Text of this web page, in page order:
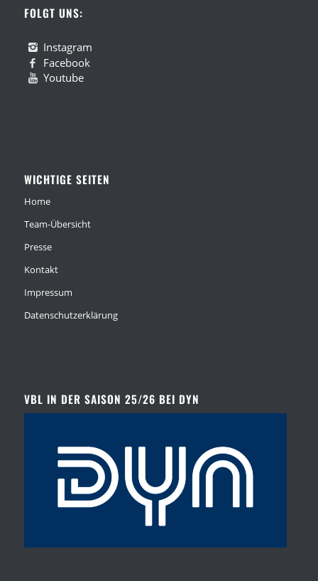
FOLGT UNS:
Instagram
Facebook
Youtube
WICHTIGE SEITEN
Home
Team-Übersicht
Presse
Kontakt
Impressum
Datenschutzerklärung
VBL IN DER SAISON 25/26 BEI DYN